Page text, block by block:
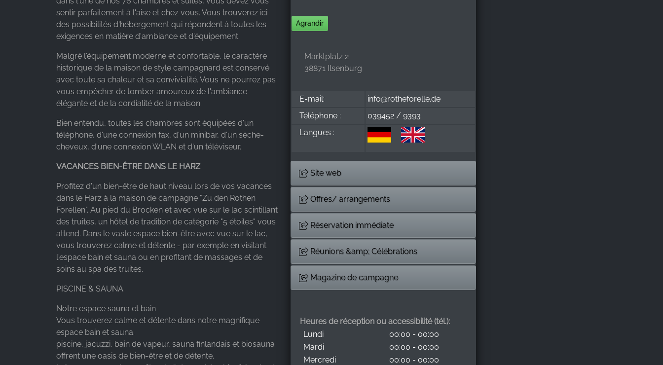
sentir parfaitement à l'aise et chez vous. Vous trouverez ici
des possibilités d'hébergement qui répondent à toutes les
exigences en matière d'ambiance et d'équipement.
Malgré l'équipement moderne et confortable, le caractère
historique de la maison de style campagnard est conservé
avec toute sa chaleur et sa convivialité. Vous ne pourrez pas
vous empêcher de tomber amoureux de l'ambiance
élégante et de la cordialité de la maison.
Bien entendu, toutes les chambres sont équipées d'un
téléphone, d'une connexion fax, d'un minibar, d'un sèche-
cheveux, d'une connexion WLAN et d'un téléviseur.
VACANCES BIEN-ÊTRE DANS LE HARZ
Profitez d'un bien-être de haut niveau lors de vos vacances
dans le Harz à la maison de campagne "Zu den Rothen
Forellen". Au pied du Brocken et avec vue sur le lac scintillant
des truites, un hôtel de tradition de catégorie "5 étoiles" vous
attend. Dans le vaste espace bien-être avec vue sur le lac,
vous trouverez calme et détente - par exemple en visitant
l'espace bain et sauna ou en profitant de massages et de
soins au spa des truites.
PISCINE & SAUNA
Notre espace sauna et bain
Vous trouverez calme et détente dans notre magnifique
espace bain et sauna.
piscine, jacuzzi, bain de vapeur, sauna finlandais et biosauna
offrent une oasis de bien-être et de détente.
Agrandir
Marktplatz 2
38871 Ilsenburg
E-mail:
info@rotheforelle.de
Téléphone :
039452 / 9393
Langues :
Site web
Offres/ arrangements
Réservation immédiate
Réunions &amp; Célébrations
Magazine de campagne
Heures de réception ou accessibilité (tél.):
Lundi
00:00 - 00:00
Mardi
00:00 - 00:00
Mercredi
00:00 - 00:00
Facebook Ireland Ltd.
Purpose:
Mesure de la publicité et marketing
Cookie
duration:
3 mois - 1 an
STATISTIQUES
Les cookies statistiques collectent des
informations de manière anonyme. Ces
nos visiteurs utilisent notre site web.
Google Analytics
_ga, _gid, _gac_gb_
Google LLC
Purpose:
l'utilisation du site web
Cookie
duration:
24 heures - 2 ans